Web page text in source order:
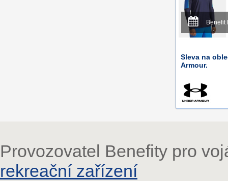
Sleva na
Armour.
Provozovatel Benefity pro
rekreační zařízení